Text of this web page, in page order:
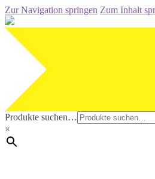
Zur Navigation springen Zum Inhalt
Produkte suchen…
×